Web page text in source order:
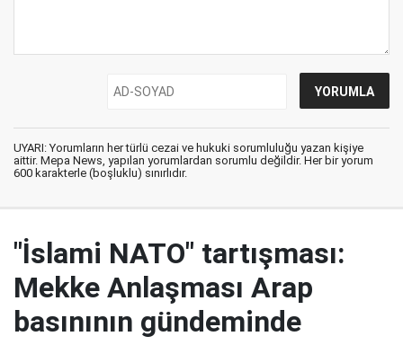
UYARI: Yorumların her türlü cezai ve hukuki sorumluluğu yazan kişiye
aittir. Mepa News, yapılan yorumlardan sorumlu değildir. Her bir yorum
600 karakterle (boşluklu) sınırlıdır.
"İslami NATO" tartışması:
Mekke Anlaşması Arap
basınının gündeminde